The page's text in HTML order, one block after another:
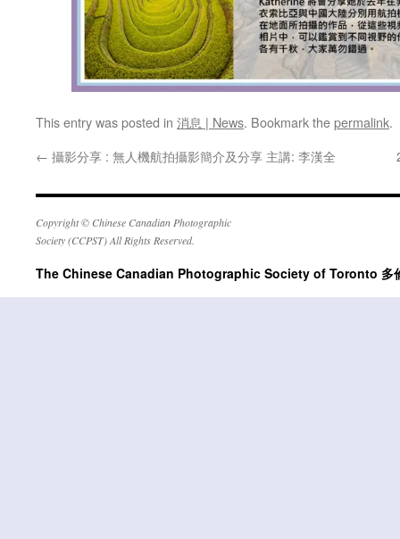
This entry was posted in 消息 | News. Bookmark thepermalink.
← 攝影分享 : 無人機航拍攝影簡介及分享 主講: 李漢全
Copyright © Chinese Canadian Photographic
Society (CCPST) All Rights Reserved.
The Chinese Canadian Photographic Society of Toronto 多